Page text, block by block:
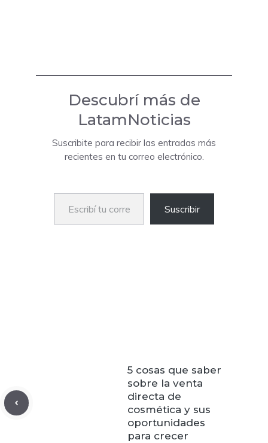
Descubrí más de
LatamNoticias
Suscribite para recibir las entradas más
recientes en tu correo electrónico.
Escribí tu correo electrónico…
Suscribir
5 cosas que saber
sobre la venta
directa de
cosmética y sus
oportunidades
para crecer